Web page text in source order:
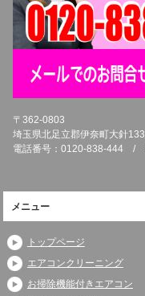
〒362-0803
埼玉県北足立郡伊奈町大針
電話番号：0120-838-444 /
メニュー
トップページ
エアコンクリーニング
お掃除機能付きエアコン